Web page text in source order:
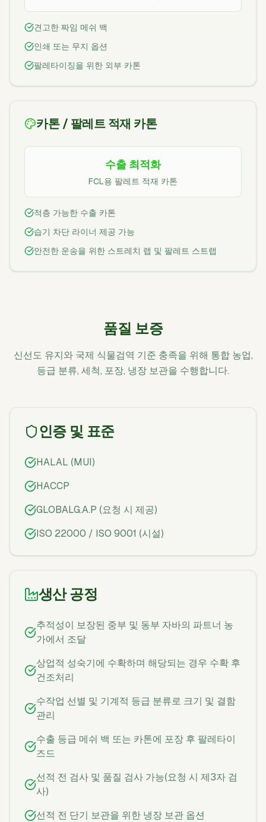
견고한 짜임 메쉬 백
인쇄 또는 무지 옵션
팔레타이징을 위한 외부 카톤
카톤 / 팔레트 적재 카톤
수출 최적화
FCL용 팔레트 적재 카톤
적층 가능한 수출 카톤
습기 차단 라이너 제공 가능
안전한 운송을 위한 스트레치 랩 및 팔레트 스트랩
품질 보증
신선도 유지와 국제 식물검역 기준 충족을 위해 통합 농업,
등급 분류, 세척, 포장, 냉장 보관을 수행합니다.
인증 및 표준
HALAL (MUI)
HACCP
GLOBALG.A.P (요청 시 제공)
ISO 22000 / ISO 9001 (시설)
생산 공정
추적성이 보장된 중부 및 동부 자바의 파트너 농
가에서 조달
상업적 성숙기에 수확하며 해당되는 경우 수확 후
건조처리
수작업 선별 및 기계적 등급 분류로 크기 및 결함
관리
수출 등급 메쉬 백 또는 카톤에 포장 후 팔레타이
즈드
선적 전 검사 및 품질 검사 가능(요청 시 제3자 검
사)
선적 전 단기 보관을 위한 냉장 보관 옵션